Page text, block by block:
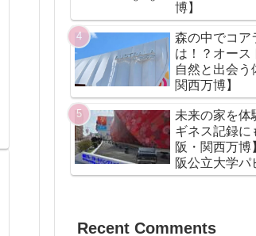
博】
森の中でコア
は！？オース
自然と出会う
関西万博】
未来の家を体
ギネス記録に
阪・関西万博
阪公立大学パ
ってみた！
Recent Comments